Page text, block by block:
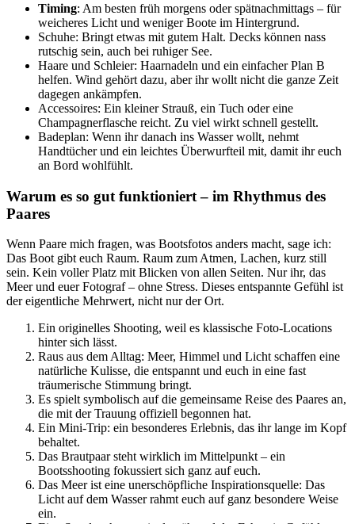
Timing: Am besten früh morgens oder spätnachmittags – für
weicheres Licht und weniger Boote im Hintergrund.
Schuhe: Bringt etwas mit gutem Halt. Decks können nass
rutschig sein, auch bei ruhiger See.
Haare und Schleier: Haarnadeln und ein einfacher Plan B
helfen. Wind gehört dazu, aber ihr wollt nicht die ganze Zeit
dagegen ankämpfen.
Accessoires: Ein kleiner Strauß, ein Tuch oder eine
Champagnerflasche reicht. Zu viel wirkt schnell gestellt.
Badeplan: Wenn ihr danach ins Wasser wollt, nehmt
Handtücher und ein leichtes Überwurfteil mit, damit ihr euch
an Bord wohlfühlt.
Warum es so gut funktioniert – im Rhythmus des
Paares
Wenn Paare mich fragen, was Bootsfotos anders macht, sage ich:
Das Boot gibt euch Raum. Raum zum Atmen, Lachen, kurz still
sein. Kein voller Platz mit Blicken von allen Seiten. Nur ihr, das
Meer und euer Fotograf – ohne Stress. Dieses entspannte Gefühl ist
der eigentliche Mehrwert, nicht nur der Ort.
Ein originelles Shooting, weil es klassische Foto-Locations
hinter sich lässt.
Raus aus dem Alltag: Meer, Himmel und Licht schaffen eine
natürliche Kulisse, die entspannt und euch in eine fast
träumerische Stimmung bringt.
Es spielt symbolisch auf die gemeinsame Reise des Paares an,
die mit der Trauung offiziell begonnen hat.
Ein Mini-Trip: ein besonderes Erlebnis, das ihr lange im Kopf
behaltet.
Das Brautpaar steht wirklich im Mittelpunkt – ein
Bootsshooting fokussiert sich ganz auf euch.
Das Meer ist eine unerschöpfliche Inspirationsquelle: Das
Licht auf dem Wasser rahmt euch auf ganz besondere Weise
ein.